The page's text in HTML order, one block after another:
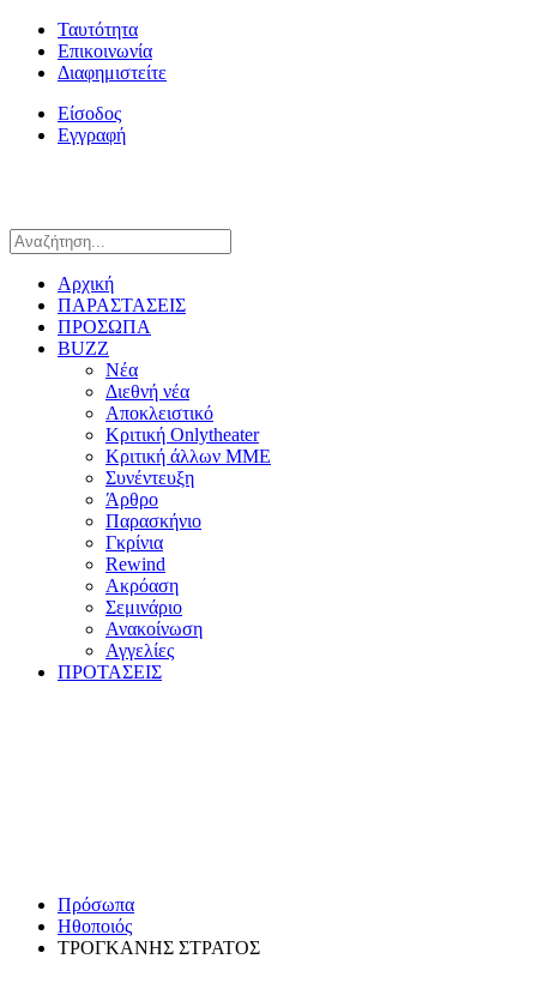
Ταυτότητα
Επικοινωνία
Διαφημιστείτε
Είσοδος
Εγγραφή
Αρχική
ΠΑΡΑΣΤΑΣΕΙΣ
ΠΡΟΣΩΠΑ
BUZZ
Νέα
Διεθνή νέα
Αποκλειστικό
Κριτική Onlytheater
Κριτική άλλων ΜΜΕ
Συνέντευξη
Άρθρο
Παρασκήνιο
Γκρίνια
Rewind
Ακρόαση
Σεμινάριο
Ανακοίνωση
Αγγελίες
ΠΡΟΤΑΣΕΙΣ
Πρόσωπα
Ηθοποιός
ΤΡΟΓΚΑΝΗΣ ΣΤΡΑΤΟΣ